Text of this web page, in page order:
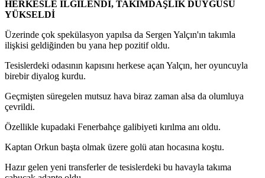
HERKESLE İLGİLENDİ, TAKIMDAŞLIK DUYGUSU
YÜKSELDİ
Üzerinde çok spekülasyon yapılsa da Sergen Yalçın'ın takımla
ilişkisi geldiğinden bu yana hep pozitif oldu.
Tesislerdeki odasının kapısını herkese açan Yalçın, her oyuncuyla
birebir diyalog kurdu.
Geçmişten süregelen mutsuz hava biraz zaman alsa da olumluya
çevrildi.
Özellikle kupadaki Fenerbahçe galibiyeti kırılma anı oldu.
Kaptan Orkun başta olmak üzere golü atan hocasına koştu.
Hazır gelen yeni transferler de tesislerdeki bu havayla takıma